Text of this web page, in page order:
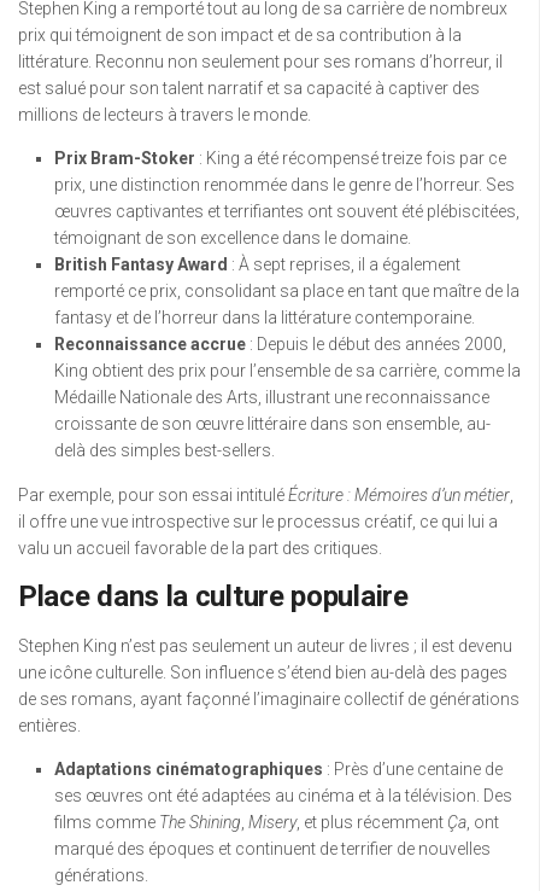
Stephen King a remporté tout au long de sa carrière de nombreux
prix qui témoignent de son impact et de sa contribution à la
littérature. Reconnu non seulement pour ses romans d’horreur, il
est salué pour son talent narratif et sa capacité à captiver des
millions de lecteurs à travers le monde.
Prix Bram-Stoker : King a été récompensé treize fois par ce
prix, une distinction renommée dans le genre de l’horreur. Ses
œuvres captivantes et terrifiantes ont souvent été plébiscitées,
témoignant de son excellence dans le domaine.
British Fantasy Award : À sept reprises, il a également
remporté ce prix, consolidant sa place en tant que maître de la
fantasy et de l’horreur dans la littérature contemporaine.
Reconnaissance accrue : Depuis le début des années 2000,
King obtient des prix pour l’ensemble de sa carrière, comme la
Médaille Nationale des Arts, illustrant une reconnaissance
croissante de son œuvre littéraire dans son ensemble, au-
delà des simples best-sellers.
Par exemple, pour son essai intituléÉcriture : Mémoires d’un métier,
il offre une vue introspective sur le processus créatif, ce qui lui a
valu un accueil favorable de la part des critiques.
Place dans la culture populaire
Stephen King n’est pas seulement un auteur de livres ; il est devenu
une icône culturelle. Son influence s’étend bien au-delà des pages
de ses romans, ayant façonné l’imaginaire collectif de générations
entières.
Adaptations cinématographiques : Près d’une centaine de
ses œuvres ont été adaptées au cinéma et à la télévision. Des
films comme The Shining, Misery, et plus récemment Ça, ont
marqué des époques et continuent de terrifier de nouvelles
générations.